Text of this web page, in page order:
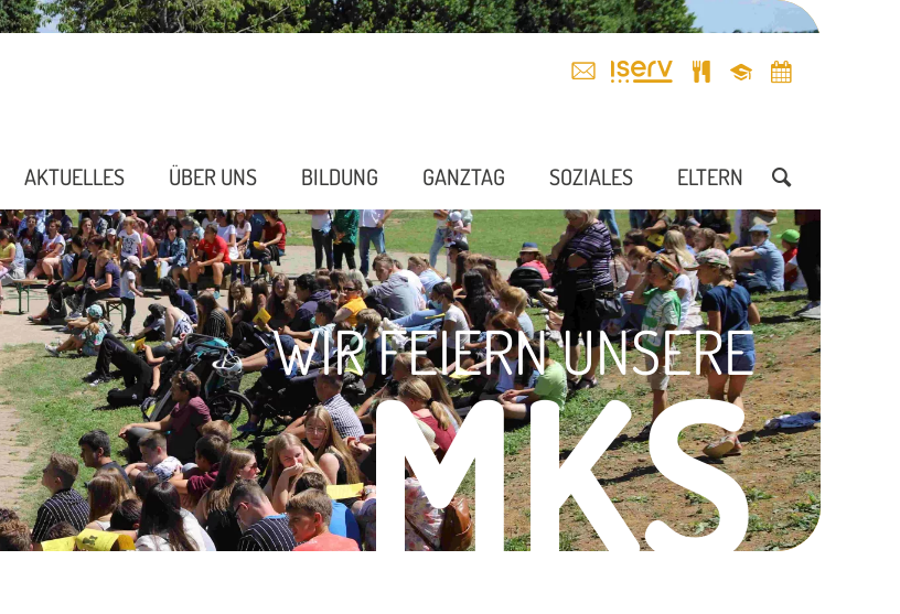
AKTUELLES ÜBER UNS BILDUNG GANZTAG SOZIALES ELTERN
MKS
WIR FEIERN UNSERE